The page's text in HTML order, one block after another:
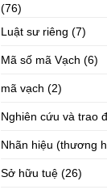
(76)
Luật sư riêng (7)
Mã số mã Vạch (6)
mã vạch (2)
Nghiên cứu và trao
Nhãn hiệu (thương
Sở hữu tuệ (26)